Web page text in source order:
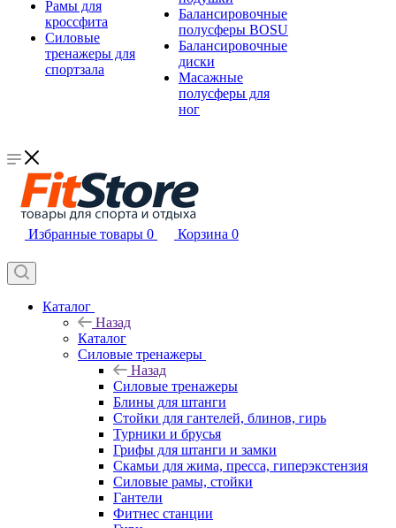
Рамы для
кроссфита
Силовые
тренажеры для
спортзала
Балансировочные
полусферы BOSU
Балансировочные
диски
Масажные
полусферы для
ног
Избранные товары 0 Корзина 0
Каталог
Назад
Каталог
Силовые тренажеры
Назад
Силовые тренажеры
Блины для штанги
Стойки для гантелей, блинов, гирь
Турники и брусья
Грифы для штанги и замки
Скамьи для жима, пресса, гиперэкстензия
Силовые рамы, стойки
Гантели
Фитнес станции